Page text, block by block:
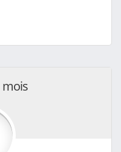
mois